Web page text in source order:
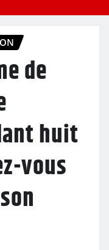
de
huit
vous